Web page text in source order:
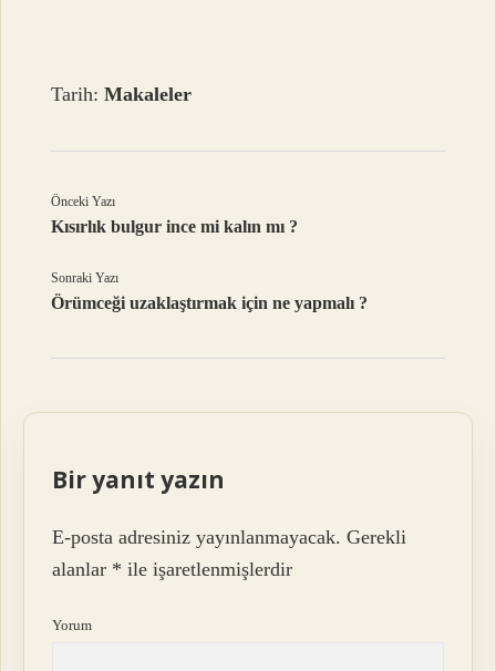
Tarih:Makaleler
Önceki Yazı
Kısırlık bulgur ince mi kalın mı ?
Sonraki Yazı
Örümceği uzaklaştırmak için ne yapmalı ?
Bir yanıt yazın
E-posta adresiniz yayınlanmayacak. Gerekli
alanlar * ile işaretlenmişlerdir
Yorum